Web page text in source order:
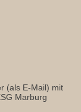
(als E-Mail) mit
Marburg